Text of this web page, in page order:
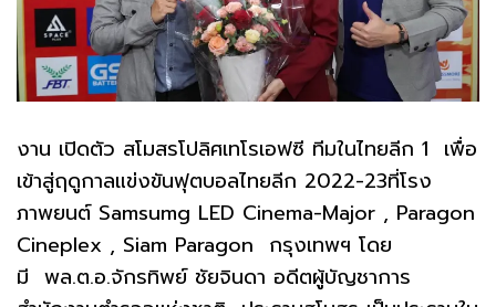
งาน เปิดตัว สโมสรโปลิศเทโรเอฟซี ทีมในไทยลีก 1 เพื่อ
เข้าสู่ฤดูกาลแข่งขันฟุตบอลไทยลีก 2022-23ที่โรง
ภาพยนต์ Samsumg LED Cinema-Major , Paragon
Cineplex , Siam Paragon กรุงเทพฯ โดย
มี พล.ต.อ.จักรทิพย์ ชัยจินดา อดีตผู้บัญชาการ